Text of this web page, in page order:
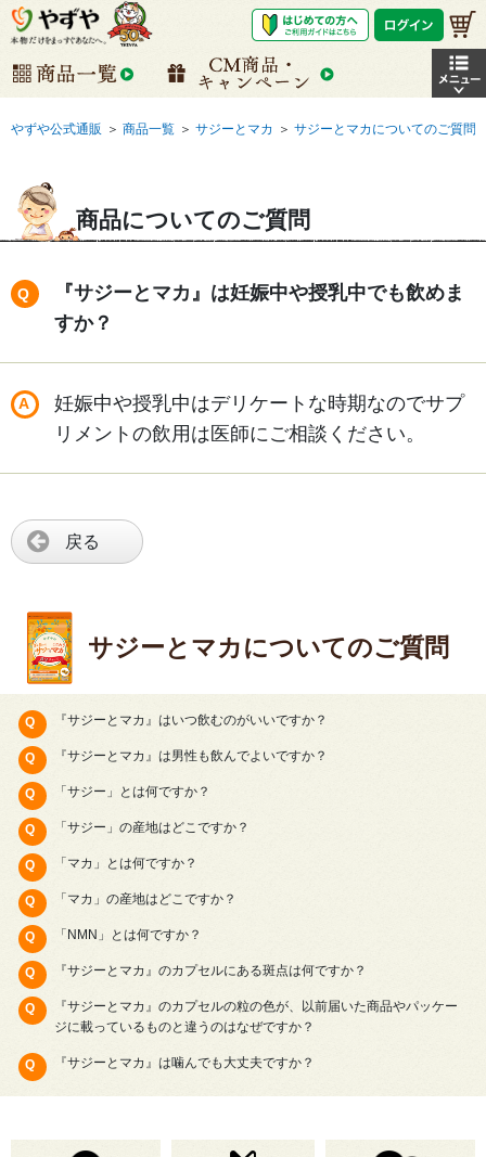
やずや公式通販 ＞ 商品一覧 ＞ サジーとマカ ＞ サジーとマカについてのご質問
商品についてのご質問
『サジーとマカ』は妊娠中や授乳中でも飲めま
すか？
妊娠中や授乳中はデリケートな時期なのでサプ
リメントの飲用は医師にご相談ください。
戻る
サジーとマカについてのご質問
『サジーとマカ』はいつ飲むのがいいですか？
『サジーとマカ』は男性も飲んでよいですか？
「サジー」とは何ですか？
「サジー」の産地はどこですか？
「マカ」とは何ですか？
「マカ」の産地はどこですか？
「NMN」とは何ですか？
『サジーとマカ』のカプセルにある斑点は何ですか？
『サジーとマカ』のカプセルの粒の色が、以前届いた商品やパッケー
ジに載っているものと違うのはなぜですか？
『サジーとマカ』は噛んでも大丈夫ですか？